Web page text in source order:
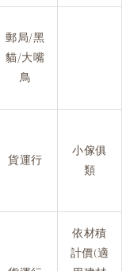
郵局/黑
貓/大嘴
鳥
貨運行
小傢俱
類
依材積
計價(適